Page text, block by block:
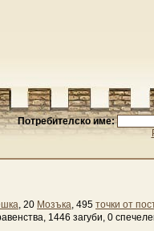
Потребителско име:
, 20 Мозъка, 495 точки от
1446 загуби, 0